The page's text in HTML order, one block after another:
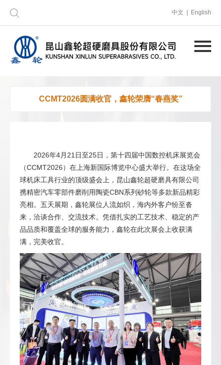
中文 | English
CCMT2026圆满收官，鑫轮荣膺“春燕奖”
2026年4月21日至25日，第十四届中国数控机床展览会
（CCMT2026）在上海新国际博览中心盛大举行。在这场全
球机床工具行业的顶级盛会上，昆山鑫轮超硬磨具有限公司
携精密汽车零部件磨削用陶瓷CBN系列砂轮等多款新品精彩
亮相。五天展期，鑫轮展位人流如织，海内外客户纷至沓
来，洽谈合作、交流技术。凭借扎实的工艺技术、稳定的产
品品质和覆盖全球的服务能力，鑫轮在此次展会上收获满
满，完美收官。